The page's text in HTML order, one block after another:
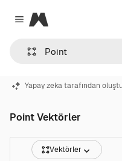
Close menu
Magnific
Yapay zeka tarafından
Point Vektörler
Vektörler